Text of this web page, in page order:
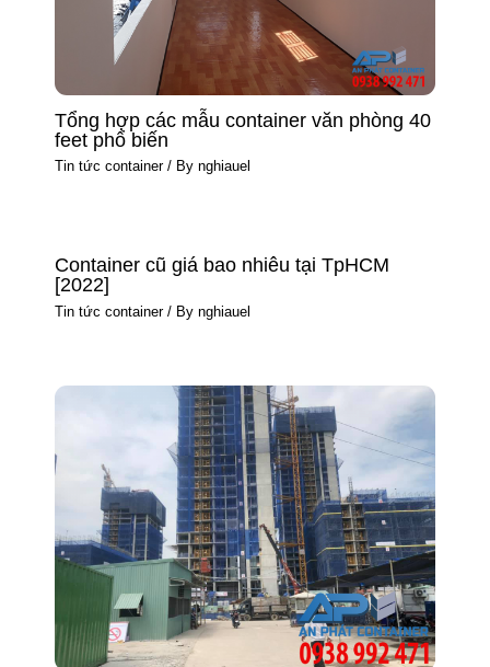
Tổng hợp các mẫu container văn phòng 40
feet phổ biến
Tin tức container/ Bynghiauel
Container cũ giá bao nhiêu tại TpHCM
[2022]
Tin tức container/ Bynghiauel